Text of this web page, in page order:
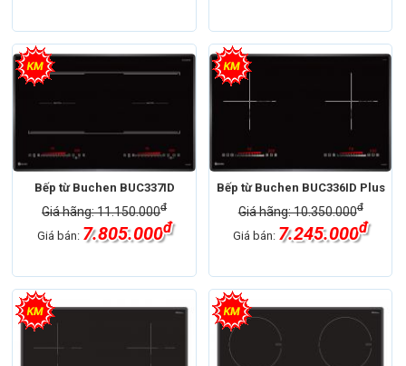
Bếp từ Buchen BUC337ID
Giá hãng: 11.150.000đ
Giá bán: 7.805.000đ
Bếp từ Buchen BUC336ID Plus
Giá hãng: 10.350.000đ
Giá bán: 7.245.000đ